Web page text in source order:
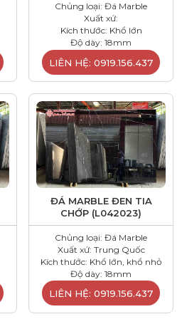
Chủng loại: Đá Marble
Xuất xứ:
Kích thước: Khổ lớn
Độ dày: 18mm
LIÊN HỆ: 0919.156.437
ĐÁ MARBLE ĐEN TIA
CHỚP (L042023)
Chủng loại: Đá Marble
Xuất xứ: Trung Quốc
Kích thước: Khổ lớn, khổ nhỏ
Độ dày: 18mm
LIÊN HỆ: 0919.156.437